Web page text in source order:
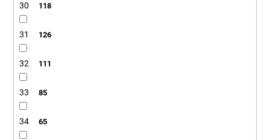
30 118
31 126
32 111
33 85
34 65